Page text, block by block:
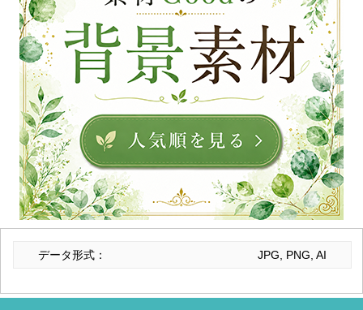
データ形式： JPG, PNG, AI